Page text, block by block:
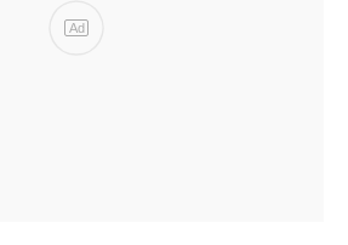
Ad